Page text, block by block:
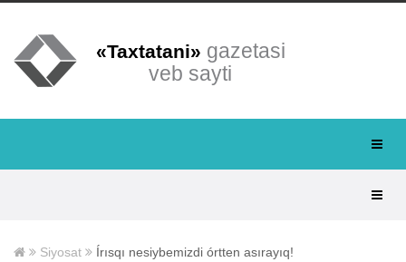
«Taxtatani» gazetasi
veb sayti
Siyosat Írısqı nesiybemizdi órtten asırayıq!